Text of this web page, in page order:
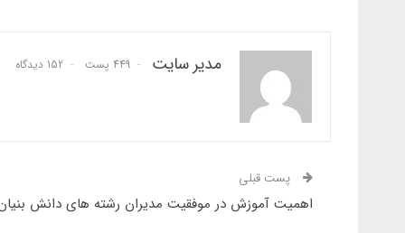
مدیر سایت 449 پست 152 دیدگاه
پست قبلی
اهمیت آموزش در موفقیت مدیران رشته های دانش